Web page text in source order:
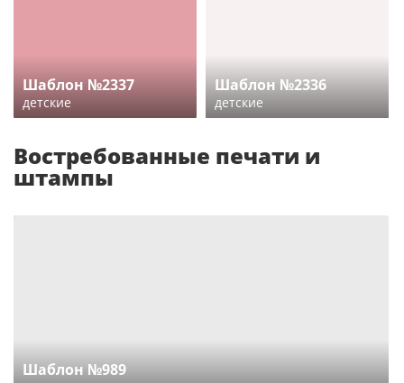
Шаблон №2337
детские
Шаблон №2336
детские
Востребованные печати и
штампы
Шаблон №989